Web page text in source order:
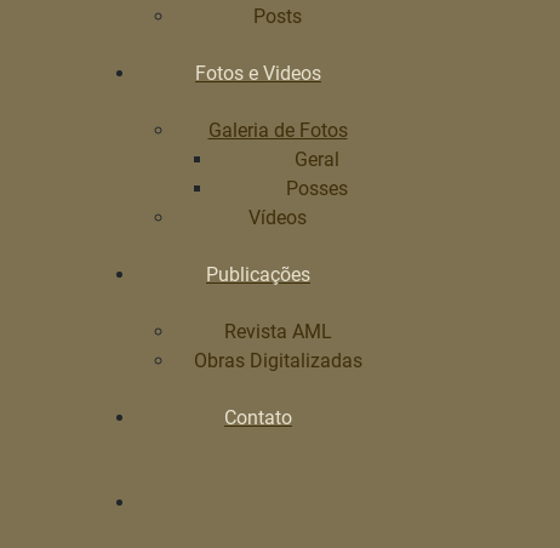
Posts
Fotos e Videos
Galeria de Fotos
Geral
Posses
Vídeos
Publicações
Revista AML
Obras Digitalizadas
Contato